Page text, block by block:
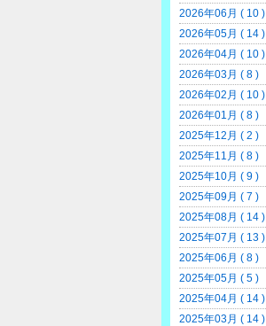
2026年06月 ( 10 )
2026年05月 ( 14 )
2026年04月 ( 10 )
2026年03月 ( 8 )
2026年02月 ( 10 )
2026年01月 ( 8 )
2025年12月 ( 2 )
2025年11月 ( 8 )
2025年10月 ( 9 )
2025年09月 ( 7 )
2025年08月 ( 14 )
2025年07月 ( 13 )
2025年06月 ( 8 )
2025年05月 ( 5 )
2025年04月 ( 14 )
2025年03月 ( 14 )